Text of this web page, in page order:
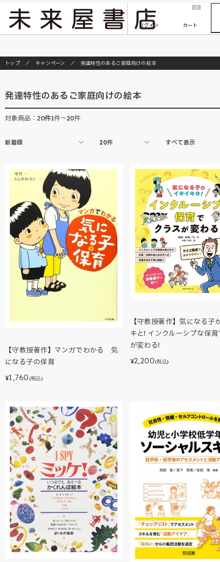
『ONE PIECE magazine 021 ONE PIECEカード付き同梱版』発売延期のご案内
ログイン
0
カート
トップ キャンペーン 発達特性のあるご家庭向けの絵本
発達特性のあるご家庭向けの絵本
対象商品： 20件1件～20件
新着順 20件 すべて表示
【守教授著作】マンガでわかる 気
になる子の保育
¥1,760 (税込)
【守教授著作】気になる子
キと! インクルーシブな保
が変わる!
¥2,200(税込)